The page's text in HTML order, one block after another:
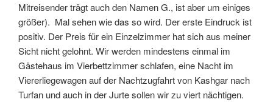
Mitreisender trägt auch den Namen G., ist aber um einiges
größer). Mal sehen wie das so wird. Der erste Eindruck ist
positiv. Der Preis für ein Einzelzimmer hat sich aus meiner
Sicht nicht gelohnt. Wir werden mindestens einmal im
Gästehaus im Vierbettzimmer schlafen, eine Nacht im
Viererliegewagen auf der Nachtzugfahrt von Kashgar nach
Turfan und auch in der Jurte sollen wir zu viert nächtigen.